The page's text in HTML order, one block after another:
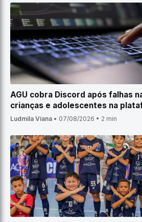
AGU cobra Discord após falhas
crianças e adolescentes na
Ludmila Viana • 07/08/2026 • 2 min